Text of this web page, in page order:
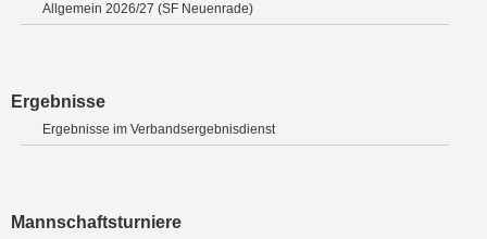
Allgemein 2026/27 (SF Neuenrade)
Ergebnisse
Ergebnisse im Verbandsergebnisdienst
Mannschaftsturniere